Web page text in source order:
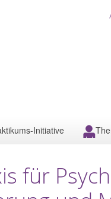
Initiative
für